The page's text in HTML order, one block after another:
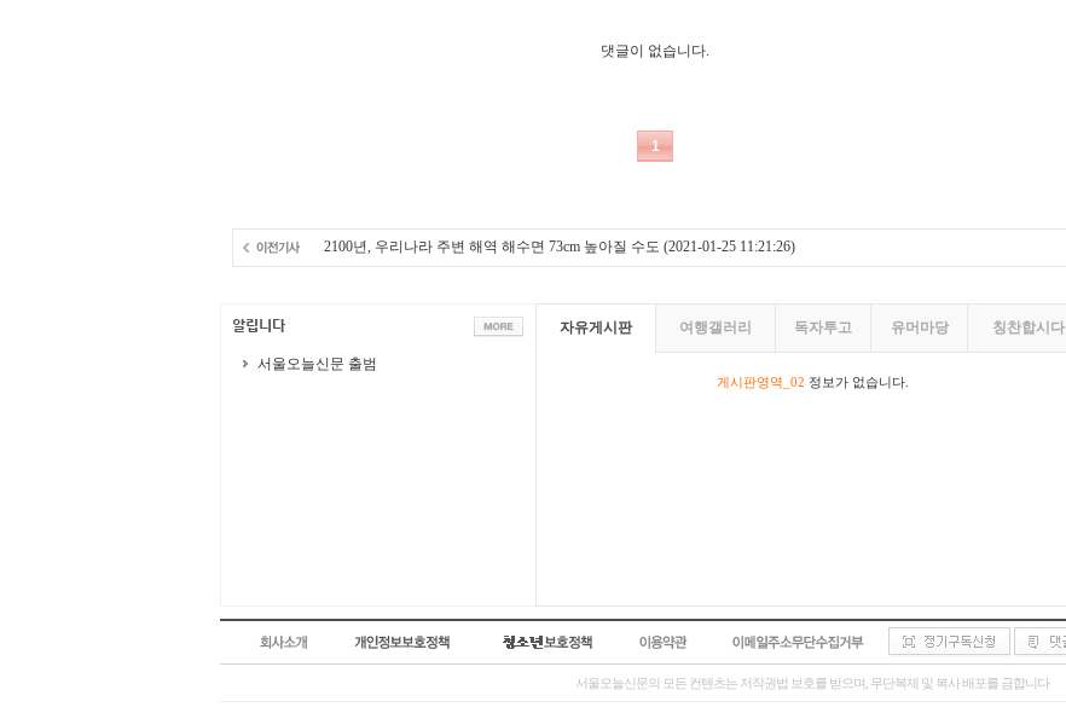
2100년, 우리나라 주변 해역 해수면 73cm 높아질 수도 (2021-01-25 11:21:26)
서울오늘신문 출범
자유게시판 여행갤러리 독자투고 유머마당 칭찬합시다
게시판영역_02 정보가 없습니다.
서울오늘신문의 모든 컨텐츠는 저작권법 보호를 받으며, 무단복제 및 복사 배포를 금합니다